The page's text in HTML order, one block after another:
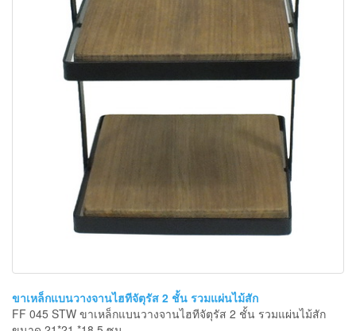
ขาเหล็กแบนวางจานไฮทีจัตุรัส 2 ชั้น รวมแผ่นไม้สัก
FF 045 STW ขาเหล็กแบนวางจานไฮทีจัตุรัส 2 ชั้น รวมแผ่นไม้สัก